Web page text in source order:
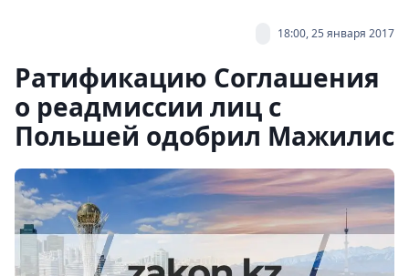
18:00, 25 января 2017
Ратификацию Соглашения
о реадмиссии лиц с
Польшей одобрил Мажилис